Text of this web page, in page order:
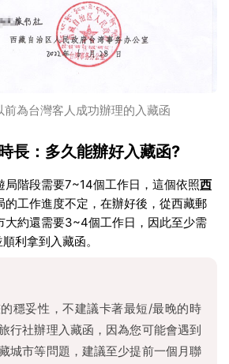
前為台灣客人成功辦理的入藏函
長：多久能辦好入藏函?
局階段需要7~14個工作日，這個依照西
的工作進度不定，在辦好後，從西藏郵
大約還需要3~4個工作日，因此至少需
利拿到入藏函。
穩妥性，不建議卡著最短/最晚的時
行社辦理入藏函，因為您可能會遇到
城市等問題，建議至少提前一個月聯